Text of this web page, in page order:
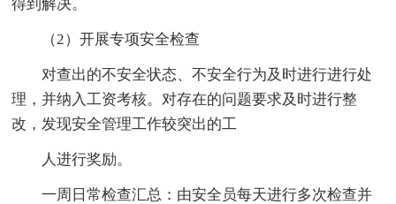
得到解决。
（2）开展专项安全检查
对查出的不安全状态、不安全行为及时进行进行处
理，并纳入工资考核。对存在的问题要求及时进行整
改，发现安全管理工作较突出的工
人进行奖励。
一周日常检查汇总：由安全员每天进行多次检查并